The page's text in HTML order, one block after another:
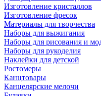
Изготовление кристаллов
Изготовление фресок
Материалы для творчества
Наборы для выжигания
Наборы для рисования и
Наборы для рукоделия
Наклейки для детской
Ростомеры
Канцтовары
Канцелярские мелочи